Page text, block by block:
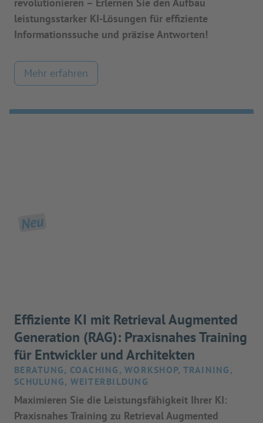
leistungsstarker KI-Lösungen für effiziente
Informationssuche und präzise Antworten!
Mehr erfahren
Neu
Effiziente KI mit Retrieval Augmented
Generation (RAG): Praxisnahes Training
für Entwickler und Architekten
BERATUNG, COACHING, WORKSHOP, TRAINING,
SCHULUNG, WEITERBILDUNG
Maximieren Sie die Leistungsfähigkeit Ihrer KI:
Praxisnahes Training zu Retrieval Augmented